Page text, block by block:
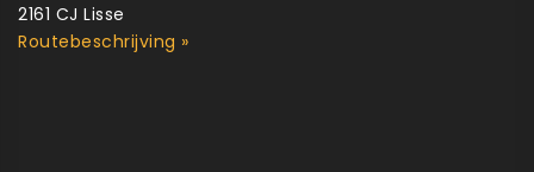
2161 CJ Lisse
Routebeschrijving »